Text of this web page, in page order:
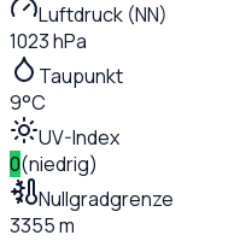
Luftdruck (NN)
1023 hPa
Taupunkt
9°C
UV-Index
0(niedrig)
Nullgradgrenze
3355 m